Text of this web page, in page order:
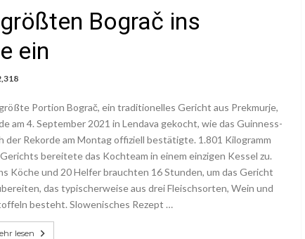
Bograč ins
ein
Portion Bograč, ein traditionelles Gericht aus Prekmurje,
am 4. September 2021 in Lendava gekocht, wie das Guinness-
der Rekorde am Montag offiziell bestätigte. 1.801 Kilogramm
bereitete das Kochteam in einem einzigen Kessel zu.
Köche und 20 Helfer brauchten 16 Stunden, um das Gericht
das typischerweise aus drei Fleischsorten, Wein und
besteht. Slowenisches Rezept …
lesen